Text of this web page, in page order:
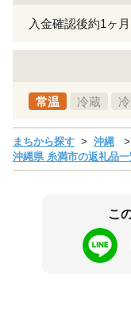
入金確認後約1ヶ
常温 冷蔵
まちから探す 沖縄
沖縄県 糸満市の返礼品
こ